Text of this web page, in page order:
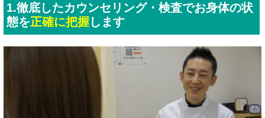
1.徹底したカウンセリング・検査でお身体の状
態を正確に把握します